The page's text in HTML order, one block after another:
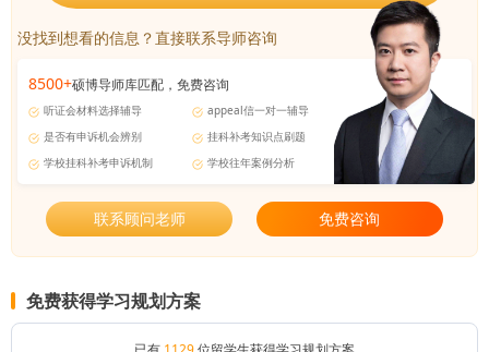
没找到想看的信息？直接联系导师咨询
8500+硕博导师库匹配，免费咨询
听证会材料选择辅导
appeal信一对一辅导
是否有申诉机会辨别
挂科补考知识点刷题
学校挂科补考申诉机制
学校往年案例分析
联系顾问老师 免费咨询
免费获得学习规划方案